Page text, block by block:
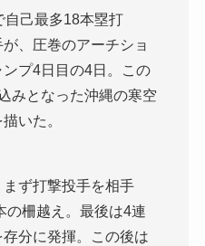
自己最多18本塁打
、圧巻のアーチショ
プ4日目の4日。この
みとなった沖縄の寒空
いた。
ず打撃投手を相手
の柵越え。最後は4連
分に発揮。この後は